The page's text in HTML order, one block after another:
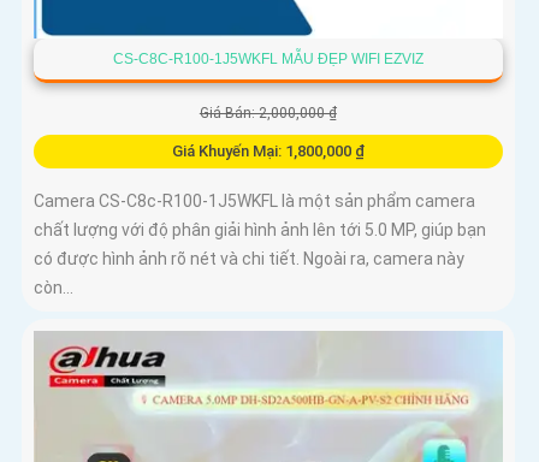
CS-C8C-R100-1J5WKFL MẪU ĐẸP WIFI EZVIZ
Giá Bán: 2,000,000 ₫
Giá Khuyến Mại: 1,800,000 ₫
Camera CS-C8c-R100-1J5WKFL là một sản phẩm camera
chất lượng với độ phân giải hình ảnh lên tới 5.0 MP, giúp bạn
có được hình ảnh rõ nét và chi tiết. Ngoài ra, camera này
còn...